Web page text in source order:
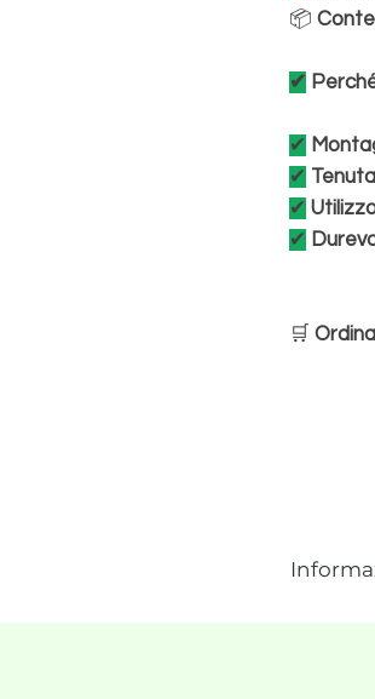
📦
✔
✔
✔
✔
✔
🛒